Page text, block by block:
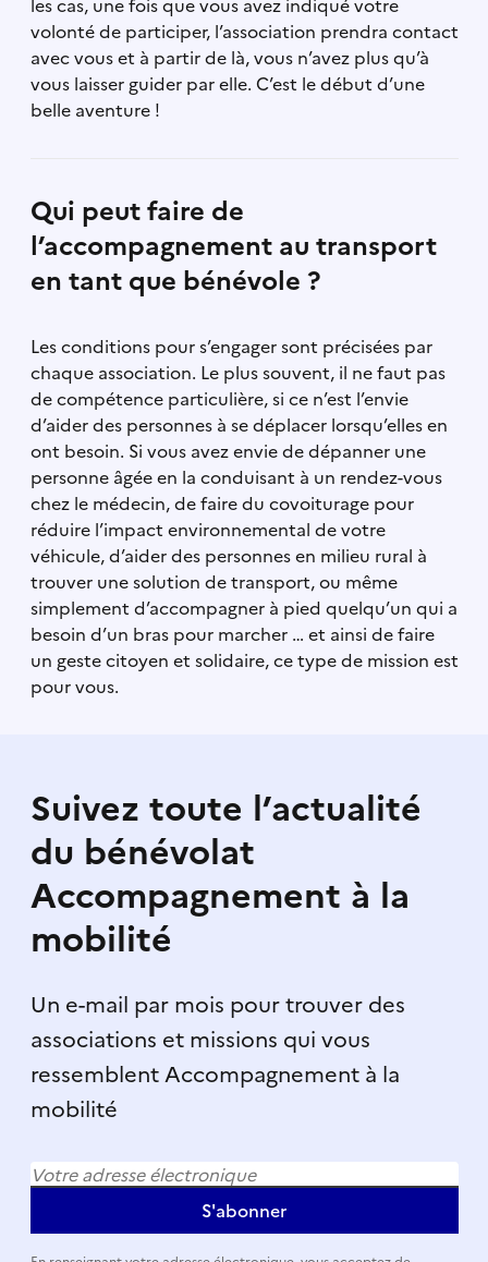
volonté de participer, l’association prendra contact
avec vous et à partir de là, vous n’avez plus qu’à
vous laisser guider par elle. C’est le début d’une
belle aventure !
Qui peut faire de
l’accompagnement au transport
en tant que bénévole ?
Les conditions pour s’engager sont précisées par
chaque association. Le plus souvent, il ne faut pas
de compétence particulière, si ce n’est l’envie
d’aider des personnes à se déplacer lorsqu’elles en
ont besoin. Si vous avez envie de dépanner une
personne âgée en la conduisant à un rendez-vous
chez le médecin, de faire du covoiturage pour
réduire l’impact environnemental de votre
véhicule, d’aider des personnes en milieu rural à
trouver une solution de transport, ou même
simplement d’accompagner à pied quelqu’un qui a
besoin d’un bras pour marcher … et ainsi de faire
un geste citoyen et solidaire, ce type de mission est
pour vous.
Suivez toute l’actualité
du bénévolat
Accompagnement à la
mobilité
Un e-mail par mois pour trouver des
associations et missions qui vous
ressemblent Accompagnement à la
mobilité
S'abonner